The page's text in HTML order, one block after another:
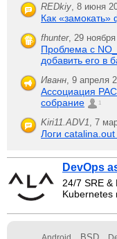
REDkiy 8 июня
Как
fhunter, 29
Проблема с
добавить его в
Иванн 9 апреля
Ассоциация
собрание
1
Kiri11.ADV1 7
Логи
DevOps
24/7 SRE &
Kubernetes